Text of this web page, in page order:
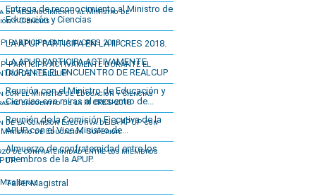
Entrega de reconocimiento al Ministro de
Educación y Ciencias
LA APUP PARTICIPA EN LA III CRES 2018.
LA APUP PARTICIPA ACTIVAMENTE
DURANTE EL ENCUENTRO DE REALCUP
Reunión con el Ministro de Educación y
Ciencias con miras al encuentro de...
Reunión de la Comisión Ejecutiva de la
APUP con el Vice Ministro de...
Almuerzo de confraternidad entre los
miembros de la APUP.
Taller Magistral